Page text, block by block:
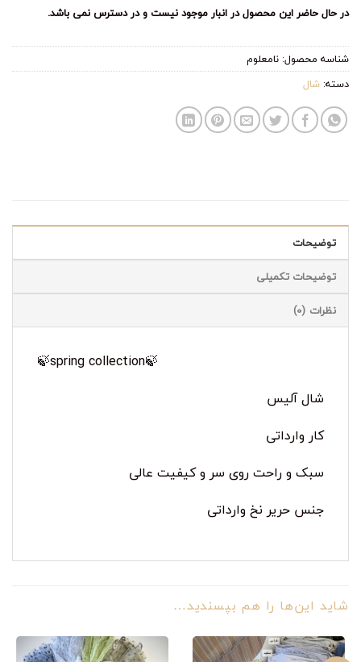
در حال حاضر این محصول در انبار موجود نیست و در دسترس نمی باشد.
شناسه محصول: نامعلوم
دسته: شال
توضیحات
توضیحات تکمیلی
نظرات (0)
🍃spring collection🍃
شال آلیس
کار وارداتی
سبک و راحت روی سر و کیفیت عالی
جنس حریر نخ وارداتی
شاید این‌ها را هم بپسندید…